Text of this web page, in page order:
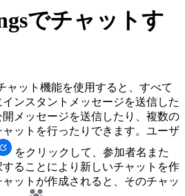
でチャットす
ャット機能を使用すると、すべて
ンスタントメッセージを送信した
メッセージを送信したり、複数の
ットを行ったりできます。ユーザ
をクリックして、参加者名また
ることにより新しいチャットを作
ットが作成されると、そのチャッ